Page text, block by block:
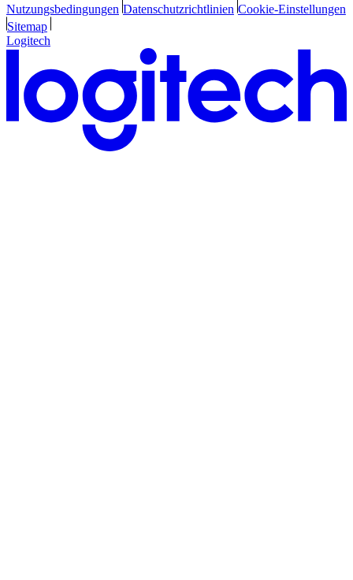
Nutzungsbedingungen Datenschutzrichtlinien Cookie-Einstellungen
Sitemap
Logitech